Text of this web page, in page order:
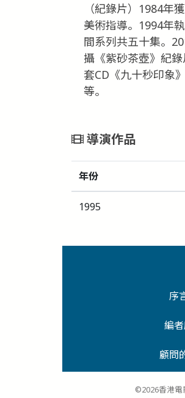
（紀錄片）1984年
美術指導。1994年
間系列共五十集。
攝《紫砂茶壺》紀
套CD《九十秒印象
等。
導演作品
年份
1995
序
編
顧問
©2026香港電